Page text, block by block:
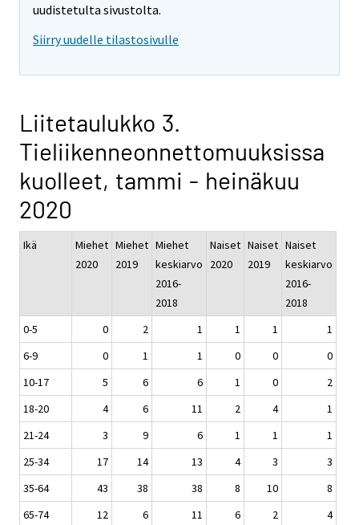
uudistetulta sivustolta.
Siirry uudelle tilastosivulle
Liitetaulukko 3.
Tieliikenneonnettomuuksissa
kuolleet, tammi - heinäkuu
2020
Ikä
Miehet
2020
Miehet
2019
Miehet
keskiarvo
2016-
2018
Naiset
2020
Naiset
2019
Naiset
keskiarvo
2016-
2018
0-5
0 2 1 1 1
1
6-9
0 1 1 0 0
0
10-17
5 6 6 1 0
2
18-20
4 6 11 2 4
1
21-24
3 9 6 1 1
1
25-34
17 14 13 4 3
3
35-64
43 38 38 8 10
8
65-74
12 6 11 6 2
4